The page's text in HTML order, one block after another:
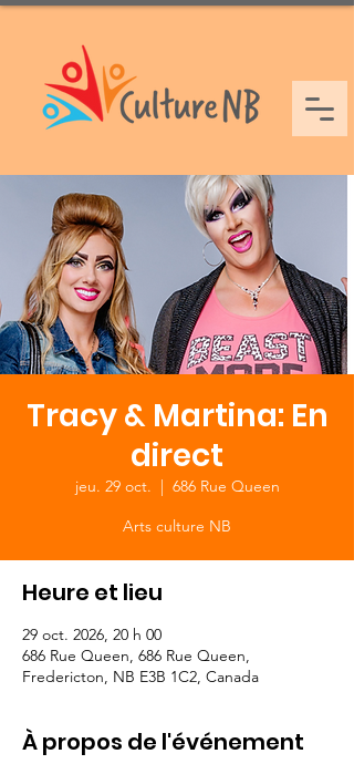
Tracy & Martina: En
direct
jeu. 29 oct.
  |
686 Rue Queen
Arts culture NB
Heure et lieu
29 oct. 2026, 20 h 00
686 Rue Queen, 686 Rue Queen,
Fredericton, NB E3B 1C2, Canada
À propos de l'événement